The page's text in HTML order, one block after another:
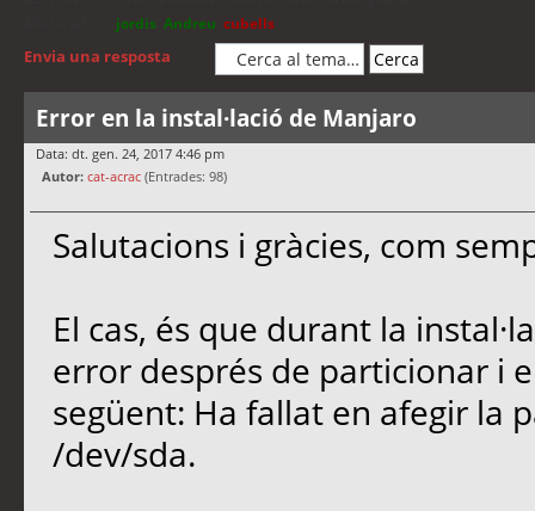
jordis Andreu cubells
Envia una resposta
Error en la instal·lació de Manjaro
Data: dt. gen. 24, 2017 4:46 pm
Autor: cat-acrac (Entrades: 98)
Salutacions i gràcies, com
El cas, és que durant la
error després de particionar i
següent: Ha fallat en afegir la
/dev/sda.